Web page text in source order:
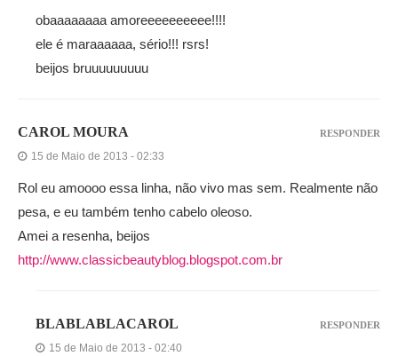
obaaaaaaaa amoreeeeeeeeee!!!!
ele é maraaaaaa, sério!!! rsrs!
beijos bruuuuuuuuu
CAROL MOURA
15 de Maio de 2013 - 02:33
Rol eu amoooo essa linha, não vivo mas sem. Realmente não
pesa, e eu também tenho cabelo oleoso.
Amei a resenha, beijos
http://www.classicbeautyblog.blogspot.com.br
RESPONDER
BLABLABLACAROL
15 de Maio de 2013 - 02:40
RESPONDER